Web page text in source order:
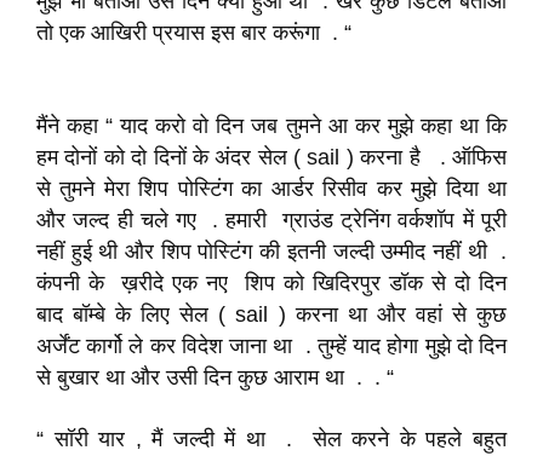
तो एक आखिरी प्रयास इस बार करूंगा . “
मैंने कहा “ याद करो वो दिन जब तुमने आ कर मुझे कहा था कि
हम दोनों को दो दिनों के अंदर सेल ( sail ) करना है . ऑफिस
से तुमने मेरा शिप पोस्टिंग का आर्डर रिसीव कर मुझे दिया था
और जल्द ही चले गए . हमारी ग्राउंड ट्रेनिंग वर्कशॉप में पूरी
नहीं हुई थी और शिप पोस्टिंग की इतनी जल्दी उम्मीद नहीं थी .
कंपनी के ख़रीदे एक नए शिप को खिदिरपुर डॉक से दो दिन
बाद बॉम्बे के लिए सेल ( sail ) करना था और वहां से कुछ
अर्जेंट कार्गो ले कर विदेश जाना था . तुम्हें याद होगा मुझे दो दिन
से बुखार था और उसी दिन कुछ आराम था . . “
“ सॉरी यार , मैं जल्दी में था . सेल करने के पहले बहुत